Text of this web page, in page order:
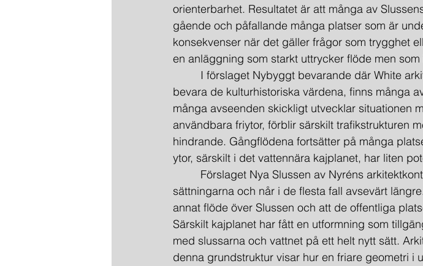
orienterbarhet. Resultatet är att många av
gående och påfallande många platser som är
konsekvenser när det gäller frågor som trygghet
en anläggning som starkt uttrycker flöde men
I förslaget Nybyggt bevarande där White
bevara de kulturhistoriska värdena, finns många
många avseenden skickligt utvecklar situationen
användbara friytor, förblir särskilt trafikstrukturen
hindrande. Gångflödena fortsätter på många
ytor, särskilt i det vattennära kajplanet, har liten
Förslaget Nya Slussen av Nyréns
sättningarna och når i de flesta fall avsevärt
annat flöde över Slussen och att de offentliga
Särskilt kajplanet har fått en utformning som
med slussarna och vattnet på ett helt nytt sätt.
denna grundstruktur visar hur en friare geometri i